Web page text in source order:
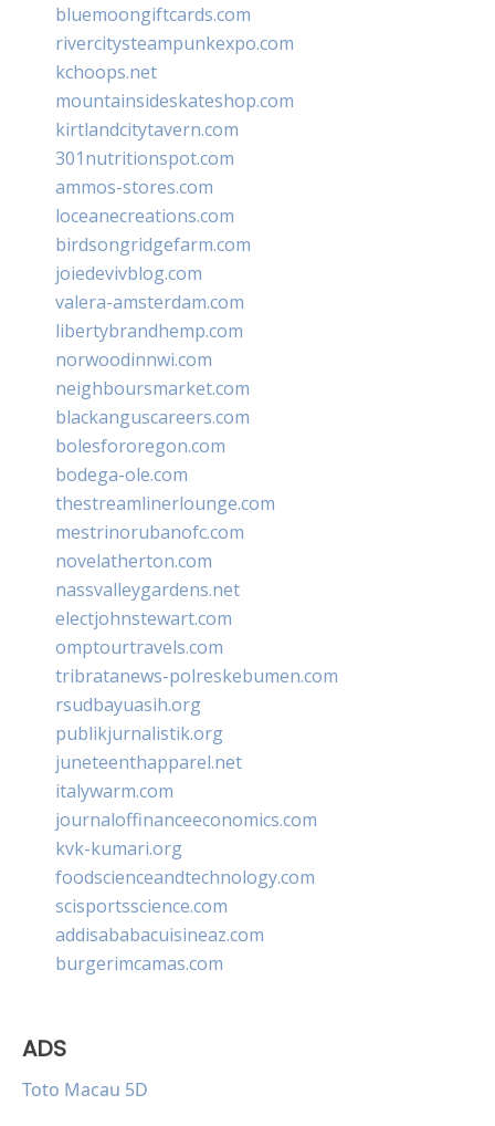
bluemoongiftcards.com
rivercitysteampunkexpo.com
kchoops.net
mountainsideskateshop.com
kirtlandcitytavern.com
301nutritionspot.com
ammos-stores.com
loceanecreations.com
birdsongridgefarm.com
joiedevivblog.com
valera-amsterdam.com
libertybrandhemp.com
norwoodinnwi.com
neighboursmarket.com
blackanguscareers.com
bolesfororegon.com
bodega-ole.com
thestreamlinerlounge.com
mestrinorubanofc.com
novelatherton.com
nassvalleygardens.net
electjohnstewart.com
omptourtravels.com
tribratanews-polreskebumen.com
rsudbayuasih.org
publikjurnalistik.org
juneteenthapparel.net
italywarm.com
journaloffinanceeconomics.com
kvk-kumari.org
foodscienceandtechnology.com
scisportsscience.com
addisababacuisineaz.com
burgerimcamas.com
ADS
Toto Macau 5D